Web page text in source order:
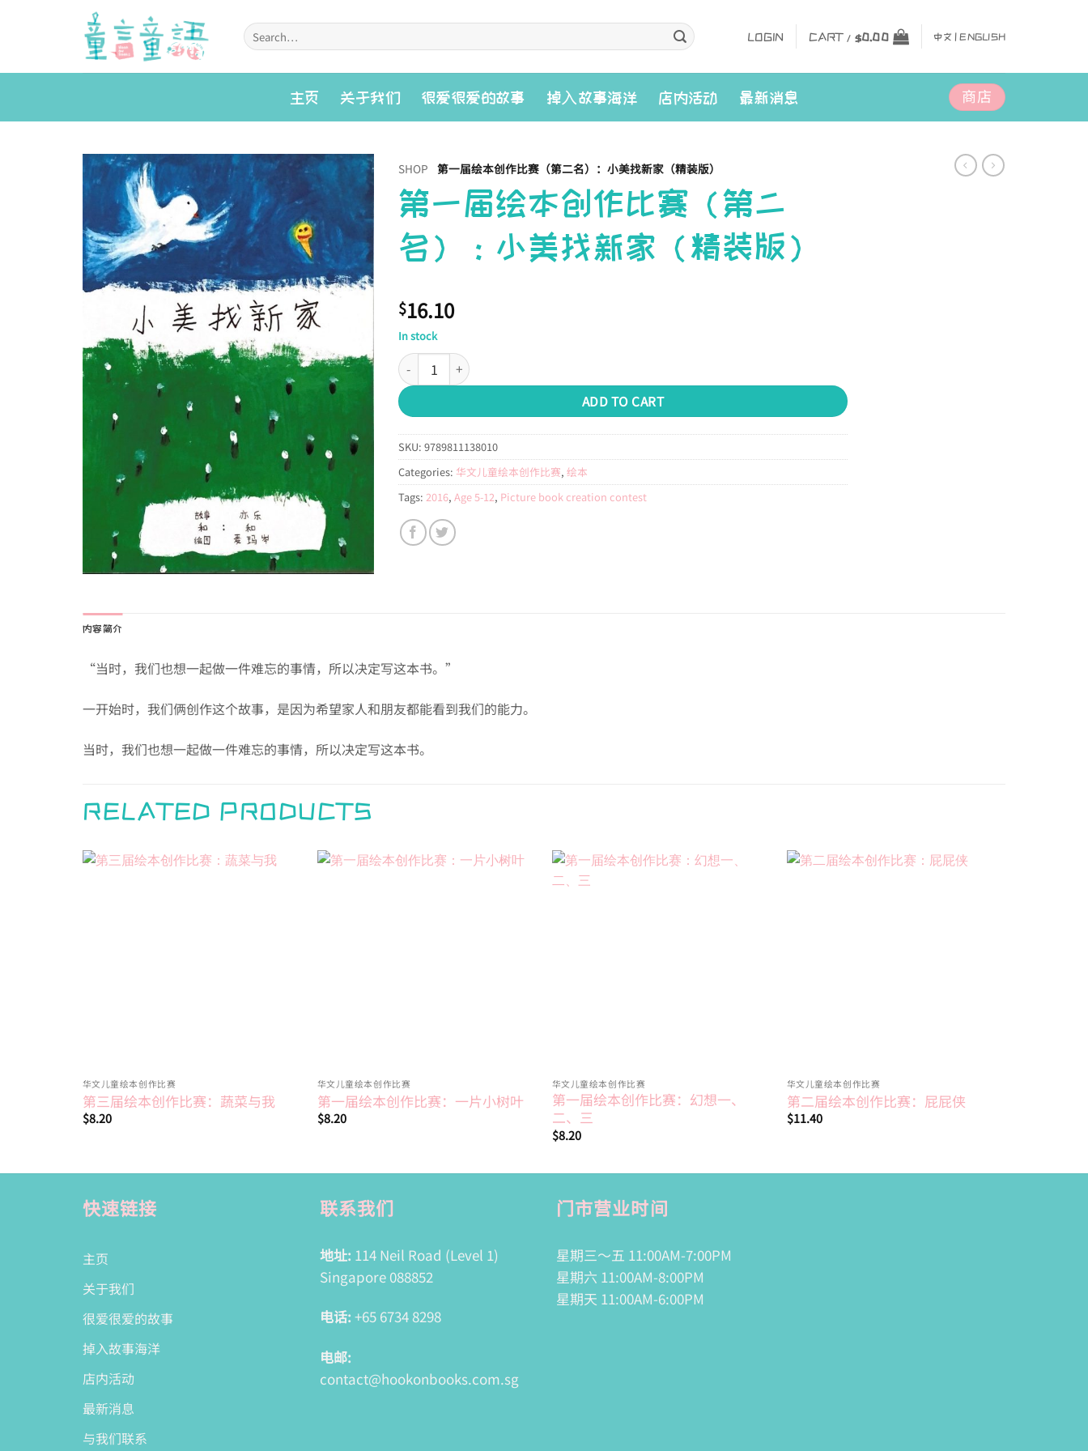
Search
for:
LOGIN CART / $0.00 中文 | ENGLISH
主页 关于我们 很爱很爱的故事 掉入故事海洋 店内活动 最新消息 商店
Add to
wishlist
SHOP 第一届绘本创作比赛（第二名）：小美找新家（精装版）
第一届绘本创作比赛（第二
名）：小美找新家（精装版）
$16.10
In stock
第一届绘本创作比赛（第二名）：小美找新家（精装版） quantity
ADD TO CART
SKU: 9789811138010
Categories: 华文儿童绘本创作比赛, 绘本
Tags: 2016, Age 5-12, Picture book creation contest
内容简介
“当时，我们也想一起做一件难忘的事情，所以决定写这本书。”
一开始时，我们俩创作这个故事，是因为希望家人和朋友都能看到我们的能力。
当时，我们也想一起做一件难忘的事情，所以决定写这本书。
RELATED PRODUCTS
华文儿童绘本创作比赛
第三届绘本创作比赛：蔬菜与我
$8.20
华文儿童绘本创作比赛
第一届绘本创作比赛：一片小树叶
$8.20
华文儿童绘本创作比赛
第一届绘本创作比赛：幻想一、
二、三
$8.20
华文儿童绘本创作比赛
第二届绘本创作比赛：屁屁侠
$11.40
快速链接
主页
关于我们
很爱很爱的故事
掉入故事海洋
店内活动
最新消息
与我们联系
联系我们
地址: 114 Neil Road (Level 1)
Singapore 088852
电话: +65 6734 8298
电邮:
contact@hookonbooks.com.sg
门市营业时间
星期三～五 11:00AM-7:00PM
星期六 11:00AM-8:00PM
星期天 11:00AM-6:00PM